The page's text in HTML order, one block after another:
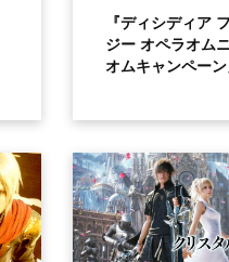
『ディシディア
ジー オペラオム
オムキャンペーン